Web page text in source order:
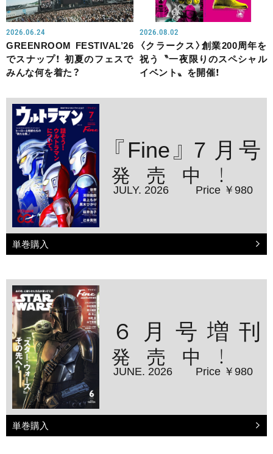
2026.06.24
GREENROOM FESTIVAL’26
でスナップ！ 初夏のフェスで
みんな何を着た？
2026.08.02
〈クラークス〉創業200周年を
祝う〝一夜限りのスペシャル
イベント〟を開催！
『Fine』７月号
発売中！
JULY. 2026 Price ￥980
単巻購入
６月号増刊
発売中！
JUNE. 2026 Price ￥980
単巻購入